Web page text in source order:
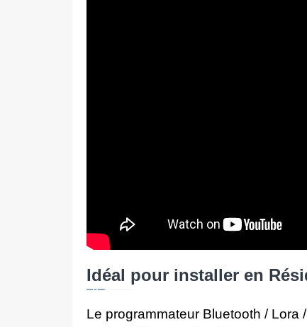
Idéal pour installer en
Le programmateur Bluetooth /